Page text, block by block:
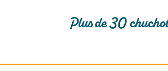
Plus de 30